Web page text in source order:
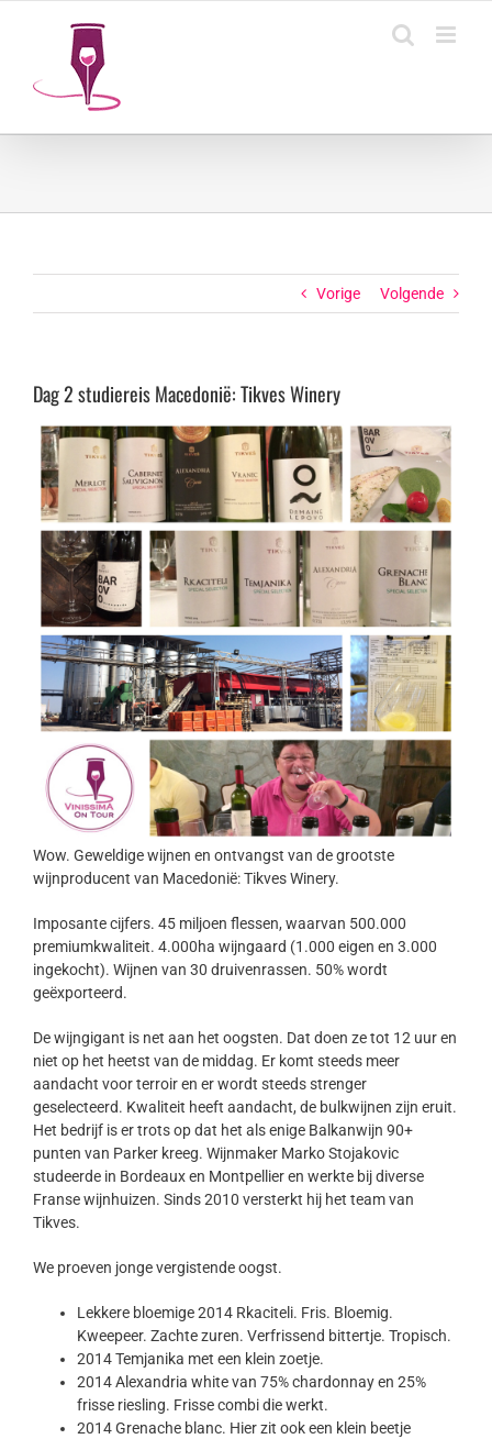
Vorige Volgende
Dag 2 studiereis Macedonië: Tikves Winery
Wow. Geweldige wijnen en ontvangst van de grootste
wijnproducent van Macedonië: Tikves Winery.
Imposante cijfers. 45 miljoen flessen, waarvan 500.000
premiumkwaliteit. 4.000ha wijngaard (1.000 eigen en 3.000
ingekocht). Wijnen van 30 druivenrassen. 50% wordt
geëxporteerd.
De wijngigant is net aan het oogsten. Dat doen ze tot 12 uur en
niet op het heetst van de middag. Er komt steeds meer
aandacht voor terroir en er wordt steeds strenger
geselecteerd. Kwaliteit heeft aandacht, de bulkwijnen zijn eruit.
Het bedrijf is er trots op dat het als enige Balkanwijn 90+
punten van Parker kreeg. Wijnmaker Marko Stojakovic
studeerde in Bordeaux en Montpellier en werkte bij diverse
Franse wijnhuizen. Sinds 2010 versterkt hij het team van
Tikves.
We proeven jonge vergistende oogst.
Lekkere bloemige 2014 Rkaciteli. Fris. Bloemig.
Kweepeer. Zachte zuren. Verfrissend bittertje. Tropisch.
2014 Temjanika met een klein zoetje.
2014 Alexandria white van 75% chardonnay en 25%
frisse riesling. Frisse combi die werkt.
2014 Grenache blanc. Hier zit ook een klein beetje